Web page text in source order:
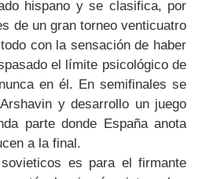
hispano y se clasifica, por
de un gran torneo venticuatro
con la sensación de haber
el límite psicológico de
en él. En semifinales se
y desarrollo un juego
parte donde España anota
a la final.
es para el firmante